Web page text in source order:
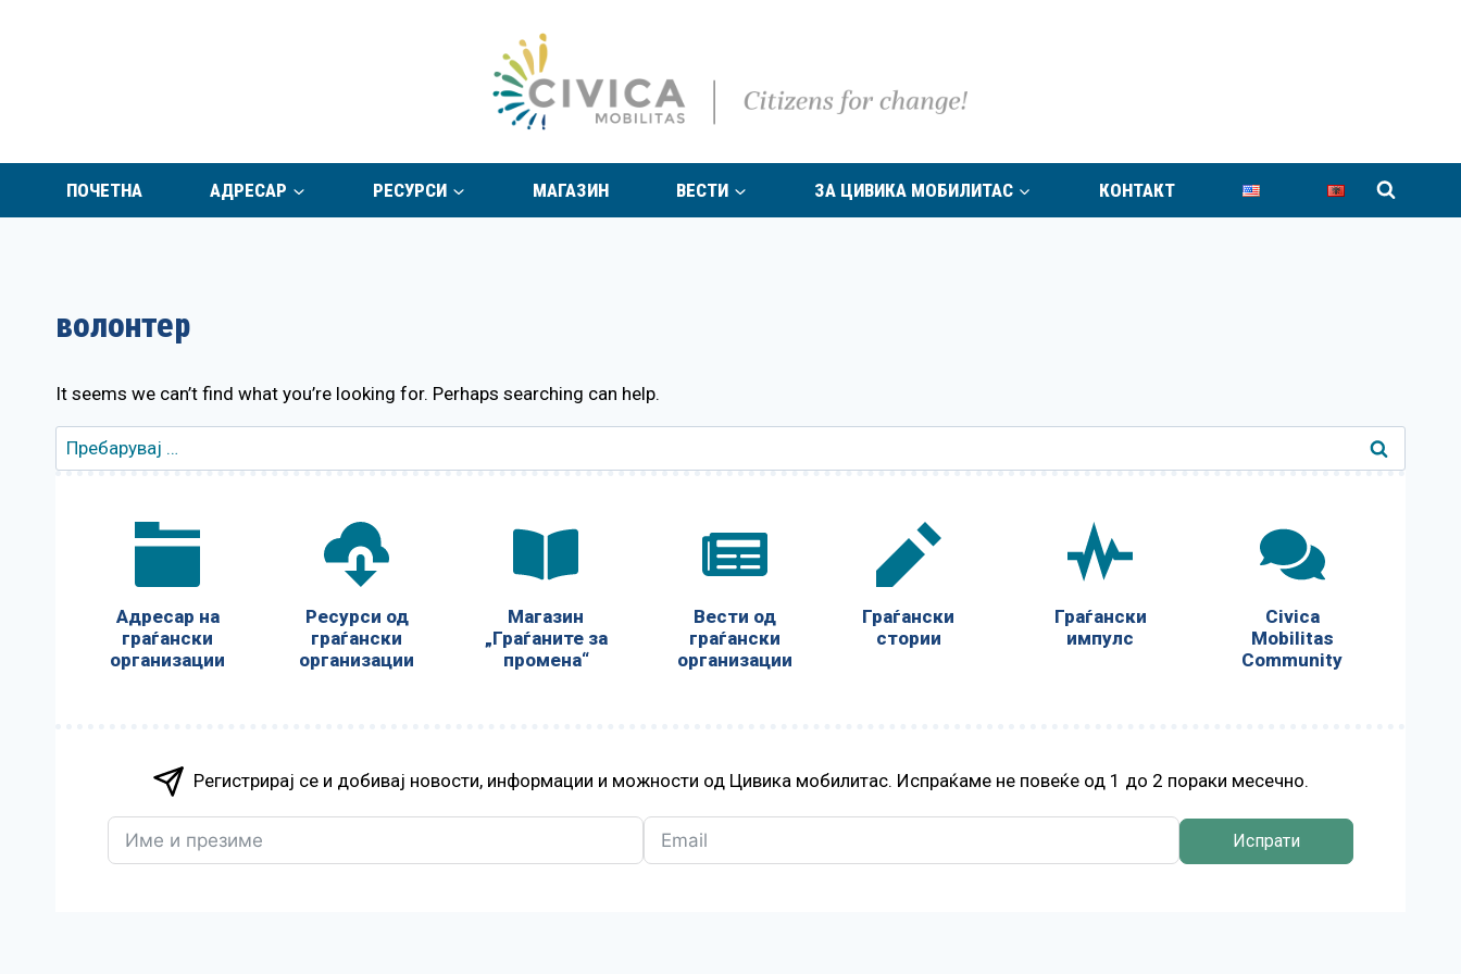
ПОЧЕТНА АДРЕСАР РЕСУРСИ МАГАЗИН ВЕСТИ ЗА ЦИВИКА МОБИЛИТАС КОНТАКТ
волонтер
It seems we can’t find what you’re looking for. Perhaps searching can help.
Пребарувај
за:
Адресар на
граѓански
организации
Ресурси од
граѓански
организации
Магазин
„Граѓаните за
промена“
Вести од
граѓански
организации
Граѓански
стории
Граѓански
импулс
Civica
Mobilitas
Community
Регистрирај се и добивај новости, информации и можности од Цивика мобилитас. Испраќаме не повеќе од 1 до 2 пораки месечно.
Испрати